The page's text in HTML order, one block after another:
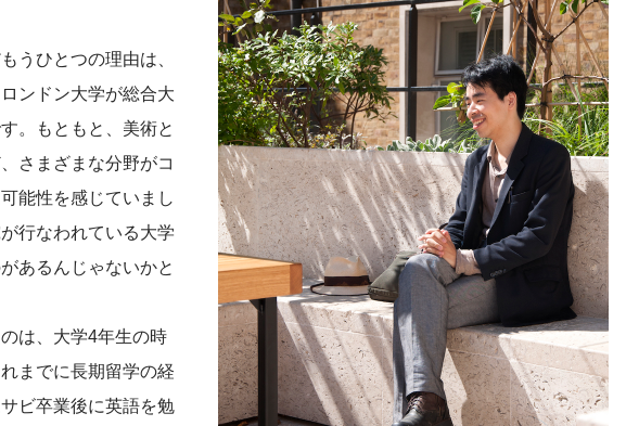
うひとつの理由は、
ンドン大学が総合大
。もともと、美術と
さまざまな分野がコ
能性を感じていまし
行なわれている大学
あるんじゃないかと
は、大学4年生の時
までに長期留学の経
ビ卒業後に英語を勉